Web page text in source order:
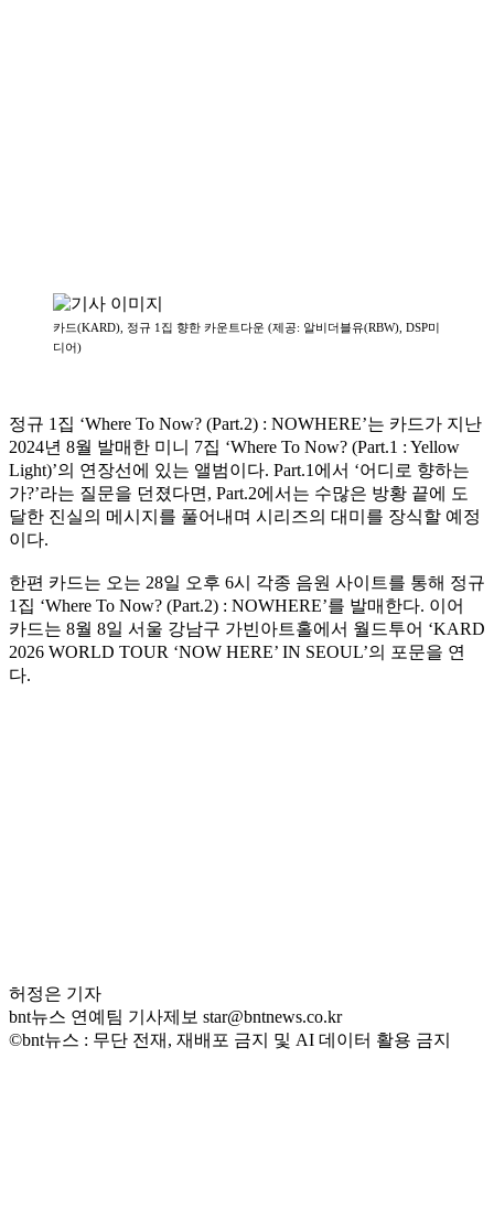
카드(KARD), 정규 1집 향한 카운트다운 (제공: 알비더블유(RBW), DSP미
디어)
정규 1집 ‘Where To Now? (Part.2) : NOWHERE’는 카드가 지난
2024년 8월 발매한 미니 7집 ‘Where To Now? (Part.1 : Yellow
Light)’의 연장선에 있는 앨범이다. Part.1에서 ‘어디로 향하는
가?’라는 질문을 던졌다면, Part.2에서는 수많은 방황 끝에 도
달한 진실의 메시지를 풀어내며 시리즈의 대미를 장식할 예정
이다.
한편 카드는 오는 28일 오후 6시 각종 음원 사이트를 통해 정규
1집 ‘Where To Now? (Part.2) : NOWHERE’를 발매한다. 이어
카드는 8월 8일 서울 강남구 가빈아트홀에서 월드투어 ‘KARD
2026 WORLD TOUR ‘NOW HERE’ IN SEOUL’의 포문을 연
다.
허정은 기자
bnt뉴스 연예팀 기사제보 star@bntnews.co.kr
©bnt뉴스 : 무단 전재, 재배포 금지 및 AI 데이터 활용 금지